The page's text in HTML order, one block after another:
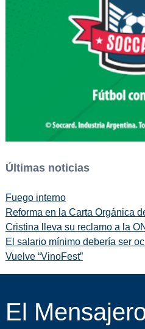
Últimas noticias
Fuego interno
Reforma en la Carta Orgánica
Cristina lleva su reclamo a la
El salario mínimo debería ser
Vuelve “VinoFest”
El